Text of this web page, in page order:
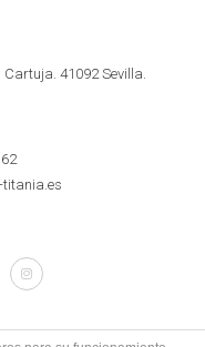
41092 Sevilla.
titania.es